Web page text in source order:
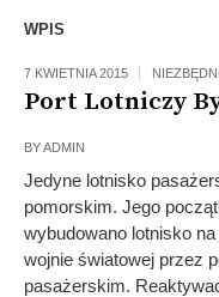
WPIS
7 KWIETNIA 2015
Port Lotniczy
BYADMIN
Jedyne lotnisko
pomorskim. Jego
wybudowano lotnisko
wojnie światowej przez
pasażerskim.